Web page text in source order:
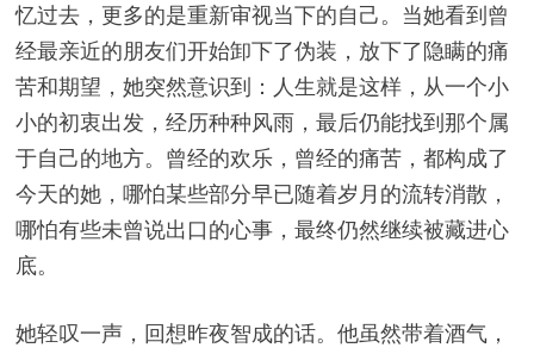
忆过去，更多的是重新审视当下的自己。当她看到曾
经最亲近的朋友们开始卸下了伪装，放下了隐瞒的痛
苦和期望，她突然意识到：人生就是这样，从一个小
小的初衷出发，经历种种风雨，最后仍能找到那个属
于自己的地方。曾经的欢乐，曾经的痛苦，都构成了
今天的她，哪怕某些部分早已随着岁月的流转消散，
哪怕有些未曾说出口的心事，最终仍然继续被藏进心
底。
她轻叹一声，回想昨夜智成的话。他虽然带着酒气，